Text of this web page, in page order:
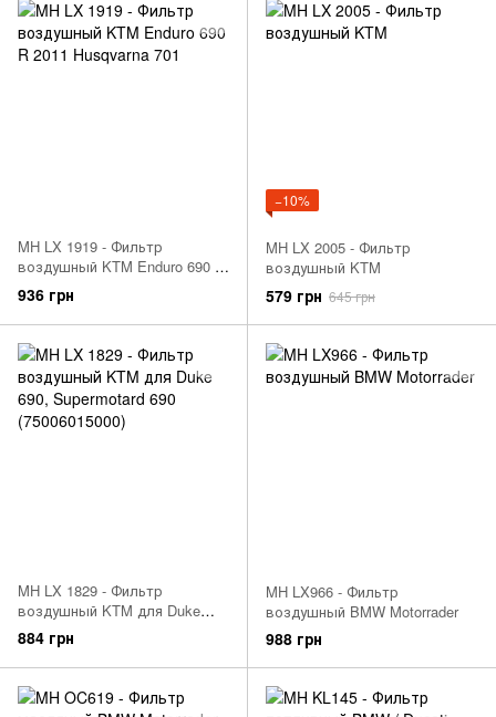
MH LX 1919 - Фильтр
воздушный KTM Enduro 690 R
2011 Husqvarna 701
936 грн
−10%
MH LX 2005 - Фильтр
воздушный KTM
579 грн 645 грн
MH LX 1829 - Фильтр
воздушный KTM для Duke
690, Supermotard 690
(75006015000)
884 грн
MH LX966 - Фильтр
воздушный BMW Motorrader
988 грн